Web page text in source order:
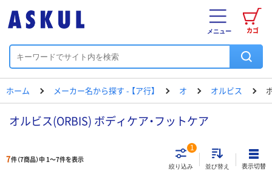
カゴ
メニュー
ホーム メーカー名から探す - 【ア行】 オ オルビス
オルビス(ORBIS) ボディケア・フットケア
7件（7商品）中 1～7件を表示
絞り込み
1
並び替え 表示切替